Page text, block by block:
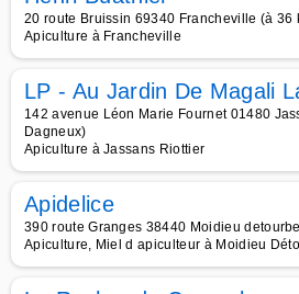
20 route Bruissin 69340 Francheville (à 36
Apiculture à Francheville
LP - Au Jardin De Magali
142 avenue Léon Marie Fournet 01480
Dagneux)
Apiculture à Jassans Riottier
Apidelice
390 route Granges 38440 Moidieu
Apiculture, Miel d apiculteur à Moidieu